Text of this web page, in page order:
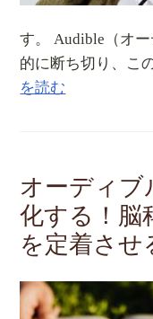
す。 Audible（オ
的に断ち切り、こ
を読む
オーディブ
化する！脳
を定着させ